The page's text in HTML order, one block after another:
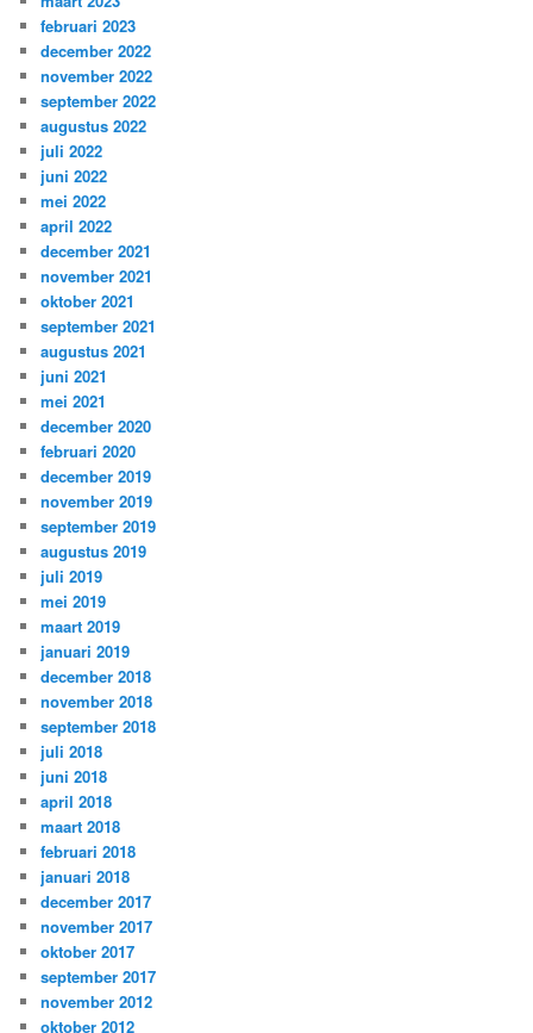
februari 2023
december 2022
november 2022
september 2022
augustus 2022
juli 2022
juni 2022
mei 2022
april 2022
december 2021
november 2021
oktober 2021
september 2021
augustus 2021
juni 2021
mei 2021
december 2020
februari 2020
december 2019
november 2019
september 2019
augustus 2019
juli 2019
mei 2019
maart 2019
januari 2019
december 2018
november 2018
september 2018
juli 2018
juni 2018
april 2018
maart 2018
februari 2018
januari 2018
december 2017
november 2017
oktober 2017
september 2017
november 2012
oktober 2012